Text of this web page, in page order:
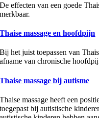
De effecten van een goede
merkbaar.
Thaise massage en hoofdpijn
Bij het juist toepassen van
afname van chronische
Thaise massage bij autisme
Thaise massage heeft een
toegepast bij autistische